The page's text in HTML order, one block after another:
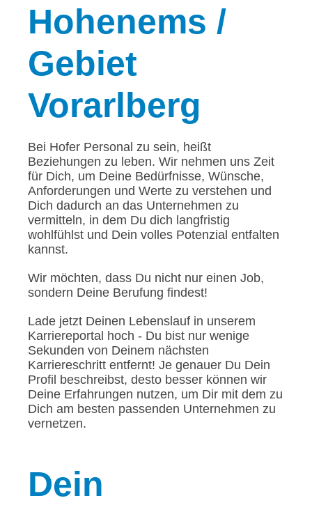
Hohenems /
Gebiet
Vorarlberg
Bei Hofer Personal zu sein, heißt
Beziehungen zu leben. Wir nehmen uns Zeit
für Dich, um Deine Bedürfnisse, Wünsche,
Anforderungen und Werte zu verstehen und
Dich dadurch an das Unternehmen zu
vermitteln, in dem Du dich langfristig
wohlfühlst und Dein volles Potenzial entfalten
kannst.
Wir möchten, dass Du nicht nur einen Job,
sondern Deine Berufung findest!
Lade jetzt Deinen Lebenslauf in unserem
Karriereportal hoch - Du bist nur wenige
Sekunden von Deinem nächsten
Karriereschritt entfernt! Je genauer Du Dein
Profil beschreibst, desto besser können wir
Deine Erfahrungen nutzen, um Dir mit dem zu
Dich am besten passenden Unternehmen zu
vernetzen.
Dein